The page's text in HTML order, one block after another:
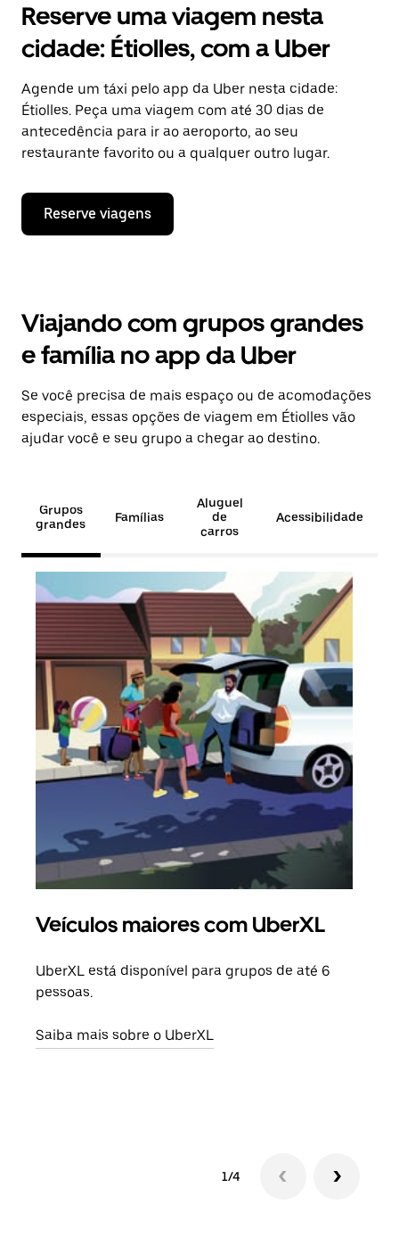
Reserve uma viagem nesta
cidade: Étiolles, com a Uber
Agende um táxi pelo app da Uber nesta cidade:
Étiolles. Peça uma viagem com até 30 dias de
antecedência para ir ao aeroporto, ao seu
restaurante favorito ou a qualquer outro lugar.
Reserve viagens
Viajando com grupos grandes
e família no app da Uber
Se você precisa de mais espaço ou de acomodações
especiais, essas opções de viagem em Étiolles vão
ajudar você e seu grupo a chegar ao destino.
Grupos
grandes
Famílias
Aluguel
de
carros
Acessibilidade
Veículos maiores com UberXL
UberXL está disponível para grupos de até 6
pessoas.
Saiba mais sobre o UberXL
1/4